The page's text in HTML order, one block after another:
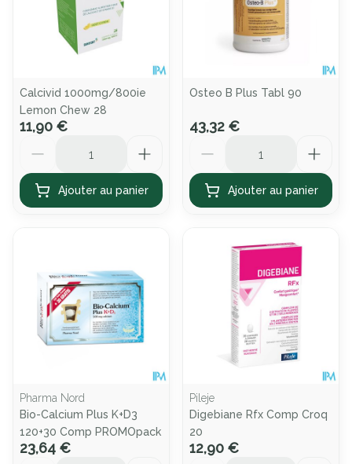
Calcivid 1000mg/800ie
Lemon Chew 28
11,90 €
Ajouter au panier
Osteo B Plus Tabl 90
43,32 €
Ajouter au panier
Pharma Nord
Bio-Calcium Plus K+D3
120+30 Comp PROMOpack
23,64 €
Pileje
Digebiane Rfx Comp Croq
20
12,90 €